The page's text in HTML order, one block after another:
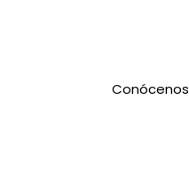
Conócenos